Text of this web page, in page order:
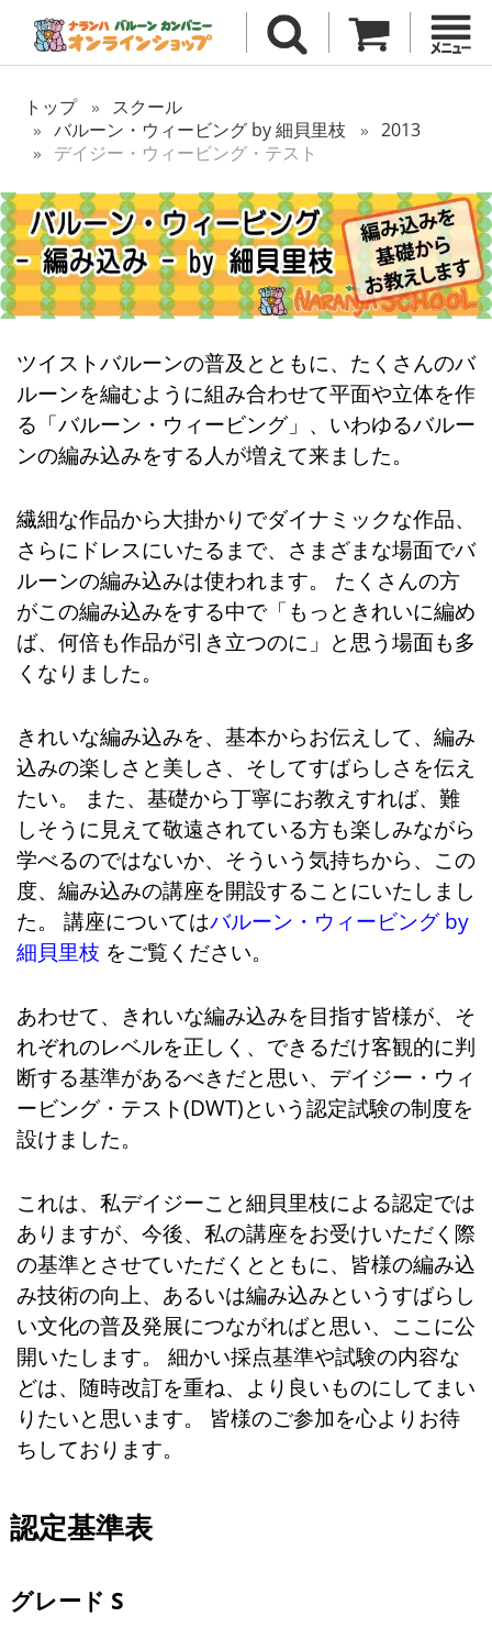
トップ
スクール
バルーン・ウィービング by 細貝里枝
2013
デイジー・ウィービング・テスト
ツイストバルーンの普及とともに、たくさんのバ
ルーンを編むように組み合わせて平面や立体を作
る「バルーン・ウィービング」、いわゆるバルー
ンの編み込みをする人が増えて来ました。
繊細な作品から大掛かりでダイナミックな作品、
さらにドレスにいたるまで、さまざまな場面でバ
ルーンの編み込みは使われます。 たくさんの方
がこの編み込みをする中で「もっときれいに編め
ば、何倍も作品が引き立つのに」と思う場面も多
くなりました。
きれいな編み込みを、基本からお伝えして、編み
込みの楽しさと美しさ、そしてすばらしさを伝え
たい。 また、基礎から丁寧にお教えすれば、難
しそうに見えて敬遠されている方も楽しみながら
学べるのではないか、そういう気持ちから、この
度、編み込みの講座を開設することにいたしまし
た。 講座についてはバルーン・ウィービング by
細貝里枝 をご覧ください。
あわせて、きれいな編み込みを目指す皆様が、そ
れぞれのレベルを正しく、できるだけ客観的に判
断する基準があるべきだと思い、デイジー・ウィ
ービング・テスト(DWT)という認定試験の制度を
設けました。
これは、私デイジーこと細貝里枝による認定では
ありますが、今後、私の講座をお受けいただく際
の基準とさせていただくとともに、皆様の編み込
み技術の向上、あるいは編み込みというすばらし
い文化の普及発展につながればと思い、ここに公
開いたします。 細かい採点基準や試験の内容な
どは、随時改訂を重ね、より良いものにしてまい
りたいと思います。 皆様のご参加を心よりお待
ちしております。
認定基準表
グレード S